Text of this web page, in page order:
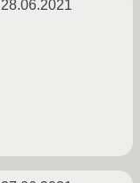
28.06.2021